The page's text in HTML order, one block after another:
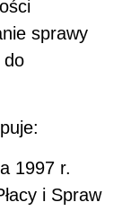
sprawy
do
1997 r.
i Spraw